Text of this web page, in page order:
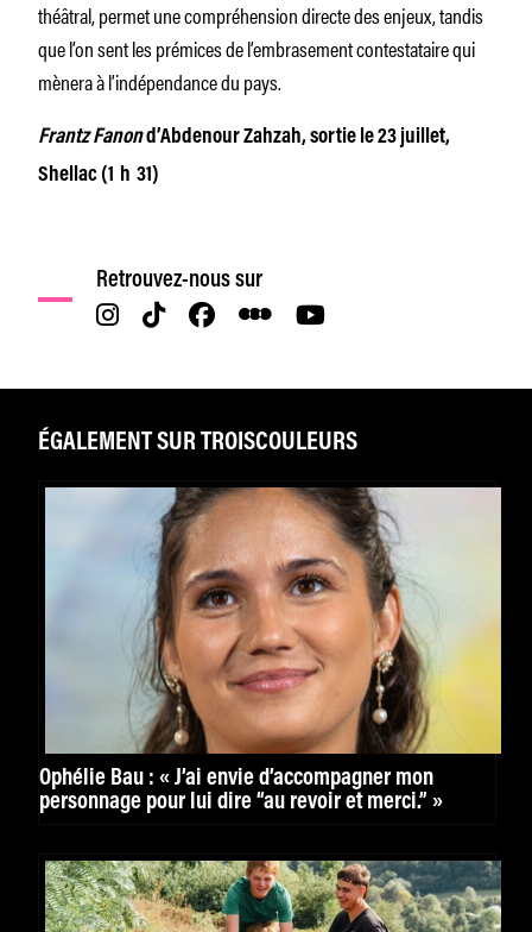
théâtral, permet une compréhension directe des enjeux, tandis
que l’on sent les prémices de l’embrasement contestataire qui
mènera à l’indépendance du pays.
Frantz Fanond’Abdenour Zahzah, sortie le 23 juillet,
Shellac (1 h 31)
Retrouvez-nous sur
ÉGALEMENT SUR TROISCOULEURS
Ophélie Bau : « J’ai envie d’accompagner mon
personnage pour lui dire “au revoir et merci.” »